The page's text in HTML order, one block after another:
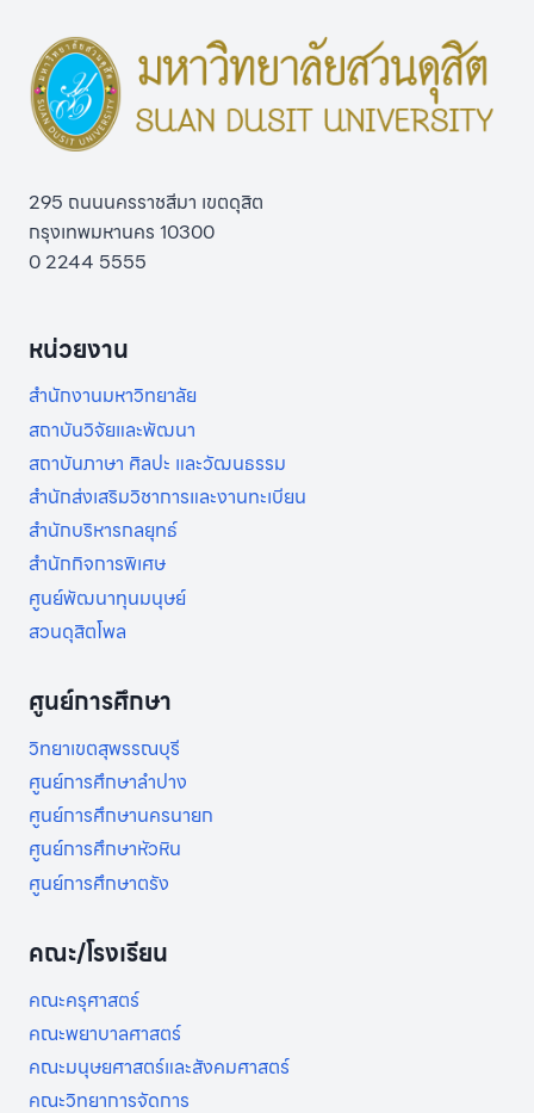
295 ถนนนครราชสีมา เขตดุสิต
กรุงเทพมหานคร 10300
0 2244 5555
หน่วยงาน
สำนักงานมหาวิทยาลัย
สถาบันวิจัยและพัฒนา
สถาบันภาษา ศิลปะ และวัฒนธรรม
สำนักส่งเสริมวิชาการและงานทะเบียน
สำนักบริหารกลยุทธ์
สำนักกิจการพิเศษ
ศูนย์พัฒนาทุนมนุษย์
สวนดุสิตโพล
ศูนย์การศึกษา
วิทยาเขตสุพรรณบุรี
ศูนย์การศึกษาลำปาง
ศูนย์การศึกษานครนายก
ศูนย์การศึกษาหัวหิน
ศูนย์การศึกษาตรัง
คณะ/โรงเรียน
คณะครุศาสตร์
คณะพยาบาลศาสตร์
คณะมนุษยศาสตร์และสังคมศาสตร์
คณะวิทยาการจัดการ